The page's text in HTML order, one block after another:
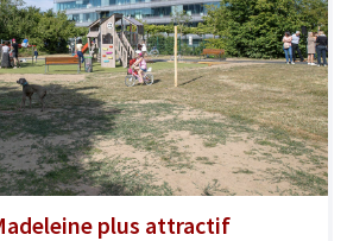
plus attractif